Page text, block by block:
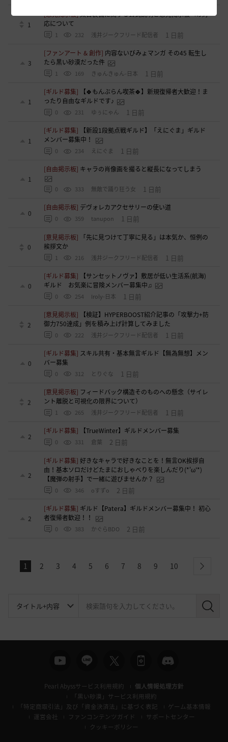
1
[意見掲示板]太古装備に関する公式説明と意見掲示板への対
応について
1 232 浅井ジークフリード配信者 1 日前
3
[ファンアート & 創作] 内容ないびみょマンガ その45 転生し
たら黒い砂漠だった件
1 169 きゅんきゅん-日本 1 日前
1
[ギルド募集]
【🍀もんぶらん喫茶🍀】新規復帰者大歓迎！ま
ったり自由なギルドです♪
0 231 ゆぅにゃん 1 日前
1
[ギルド募集]
【新設1段拠点戦ギルド】「えにぐま」ギルド
メンバー募集中！
0 234 えにぐま 1 日前
1
[自由掲示板] キャラの肖像画を撮ると縦長になってしまう
0 333 無敵で踊り狂う女 1 日前
0
[自由掲示板] デヴォレカアクセサリーの使い道
0 359 tanupon 1 日前
0
[意見掲示板]
「先に見つけて丁寧に見る」は本気か、恒例の
挨拶文か
1 216 浅井ジークフリード配信者 1 日前
0
[ギルド募集]
【サンセットノヴァ】敷居が低い生活系(航海)
ギルド お気楽に冒険メンバー募集中♫
0 254 Iroly-日本 1 日前
2
[意見掲示板]
【検証】HYPERBOOST紹介記事の「攻撃力+防
御力750達成」例を積み上げ計算してみました
0 222 浅井ジークフリード配信者 1 日前
0
[ギルド募集] スキル共有・基本無言ギルド【無為無想】メン
バー募集
0 312 とりぐな 1 日前
2
[意見掲示板] フィードバック構造そのものへの懸念（サイレ
ント離脱と可視化の限界について）
1 265 浅井ジークフリード配信者 1 日前
2
[ギルド募集] 【TrueWinter】ギルドメンバー募集
0 331 倉葉 2 日前
2
[ギルド募集]好きなキャラで好きなことを！無言OK挨拶自
由！基本ソロだけどたまにおしゃべりを楽しんだり(*'ω'*)
【魔弾の射手】で一緒に遊びませんか？
0 346 oすずo 2 日前
2
[ギルド募集] ギルド【Patera】ギルドメンバー募集中！ 初心
者復帰者歓迎！！
0 383 かぐらBDO 2 日前
1 2 3 4 5 6 7 8 9 10 next
検
Pearl Abyssサービス利用規約
個人情報処理方針
「黒い砂漠」サービス利用規約
「特定商取引法」及び「資金決済法」に基づく表記
ゲーム基本情報
運営会社
ファンコンテンツガイド
サポートセンター
クッキーポリシー